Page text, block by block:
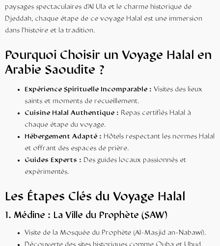
paysages spectaculaires d’Al Ula et le charme historique de
Djeddah, chaque étape de ce voyage Halal est une immersion
dans l’histoire et la tradition.
Pourquoi Choisir un Voyage Halal en
Arabie Saoudite ?
Expérience Spirituelle Incomparable : Visites des lieux
saints et moments de recueillement.
Cuisine Halal Authentique : Repas certifiés Halal à
chaque étape du voyage.
Hébergement Adapté : Hôtels respectant les normes Halal
et offrant des espaces de prière.
Guides Experts : Des guides locaux passionnés et
expérimentés.
Les Étapes Clés du Voyage Halal
1. Médine : La Ville du Prophète (SAW)
Visite de la Mosquée du Prophète (Al-Masjid an-Nabawi).